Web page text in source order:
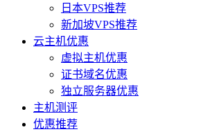
日本VPS推荐
新加坡VPS推荐
云主机优惠
虚拟主机优惠
证书域名优惠
独立服务器优惠
主机测评
优惠推荐